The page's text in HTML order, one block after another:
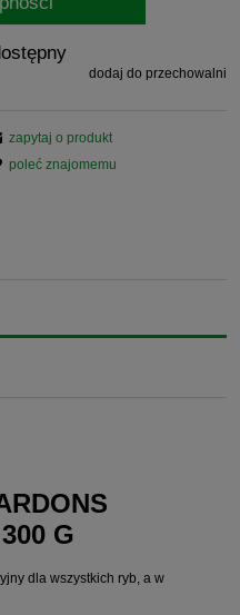
dodaj do przechowalni
zapytaj o produkt
poleć znajomemu
G
dla wszystkich ryb, a w